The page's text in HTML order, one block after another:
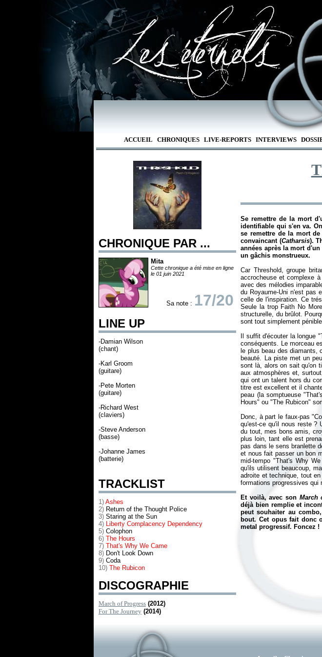
ACCUEIL CHRONIQUES LIVE-REPORTS INTERVIEWS
CHRONIQUE PAR ...
Mita
Cette chronique a été mise en ligne
le 01 juin 2021
Sa note : 17/20
LINE UP
-Damian Wilson
(chant)
-Karl Groom
(guitare)
-Pete Morten
(guitare)
-Richard West
(claviers)
-Steve Anderson
(basse)
-Johanne James
(batterie)
TRACKLIST
1) Ashes
2) Return of the Thought Police
3) Staring at the Sun
4) Liberty Complacency Dependency
5) Colophon
6) The Hours
7) That's Why We Came
8) Don't Look Down
9) Coda
10) The Rubicon
DISCOGRAPHIE
March of Progress (2012)
For The Journey (2014)
Se remettre de la mort
identifiable qui s'en va.
se remettre de la mort
convaincant (Catharsis).
années après la mort
un gâchis monstrueux.
Car Threshold, groupe
accrocheuse et complexe
avec des mélodies
du Royaume-Uni n'est pas
celle de l'inspiration. Ce
Seule la trop Faith No
structurelle, du brûlot.
sont tout simplement
Il suffit d'écouter la longue
conséquents. Le morceau
le plus beau des
beauté. La piste met un
sont là, alors on sait qu'on
aux atmosphères et,
qui ont un talent hors du
titre est excellent et il
peau (la somptueuse
Hours" ou "The Rubicon"
Donc, à part le faux-pas
qu'est-ce qu'il nous reste ?
du tout, mes bons amis,
plus loin, tant elle est
pas dans le sens branlette
et nous fait passer un bon
mid-tempo "That's Why
qu'ils utilisent beaucoup,
adroite et technique, tout
formations progressives qui
Et voilà, avec son March
déjà bien remplie et
peut souhaiter au
bout. Cet opus fait donc
metal progressif. Foncez !